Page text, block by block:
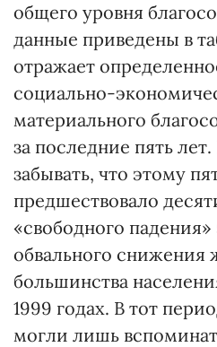
общего уровня
данные приведены в
отражает
социально-
материального
за последние пять
забывать, что этому
предшествовало
«свободного
обвального снижения
большинства
1999 годах. В тот
могли лишь